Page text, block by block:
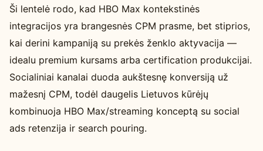
Ši lentelė rodo, kad HBO Max kontekstinės
integracijos yra brangesnės CPM prasme, bet stiprios,
kai derini kampaniją su prekės ženklo aktyvacija —
idealu premium kursams arba certification produkcijai.
Socialiniai kanalai duoda aukštesnę konversiją už
mažesnį CPM, todėl daugelis Lietuvos kūrėjų
kombinuoja HBO Max/streaming konceptą su social
ads retenzija ir search pouring.